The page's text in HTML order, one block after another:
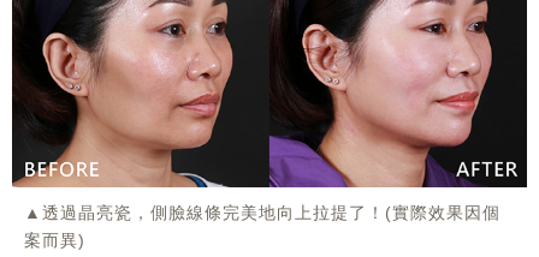
▲透過晶亮瓷，側臉線條完美地向上拉提了！(實際效果因個
案而異)